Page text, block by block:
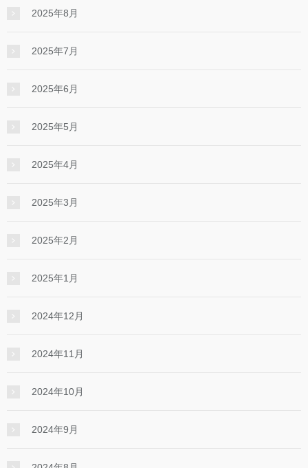
2025年8月
2025年7月
2025年6月
2025年5月
2025年4月
2025年3月
2025年2月
2025年1月
2024年12月
2024年11月
2024年10月
2024年9月